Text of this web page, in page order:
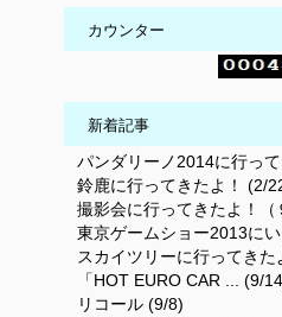
カウンター
新着記事
パンダリーノ2014に行っ
鈴鹿に行ってきたよ！ (2/
撮影会に行ってきたよ！
東京ゲームショー2013に
スカイツリーに行ってき
「HOT EURO CAR ... (9/
リコール (9/8)